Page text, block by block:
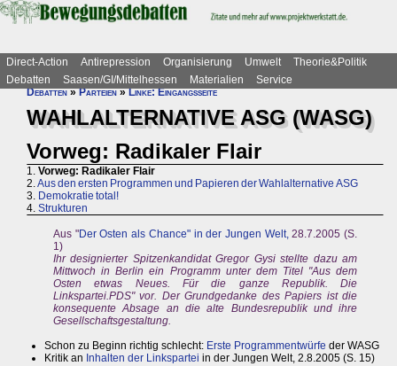
Direct-Action Antirepression Organisierung Umwelt
Theorie&Politik
Debatten
Saasen/GI/Mittelhessen Materialien
Service
Debatten»Parteien»Linke: Eingangsseite
WAHLALTERNATIVE ASG (WASG)
Vorweg: Radikaler Flair
1. Vorweg: Radikaler Flair
2.Aus den ersten Programmen und Papieren der Wahlalternative ASG
3. Demokratie total!
4. Strukturen
Aus "Der Osten als Chance" in der Jungen Welt,28.7.2005 (S.
1)
Ihr designierter Spitzenkandidat Gregor Gysi stellte dazu am
Mittwoch in Berlin ein Programm unter dem Titel "Aus dem
Osten etwas Neues. Für die ganze Republik. Die
Linkspartei.PDS" vor. Der Grundgedanke des Papiers ist die
konsequente Absage an die alte Bundesrepublik und ihre
Gesellschaftsgestaltung.
Schon zu Beginn richtig schlecht: Erste Programmentwürfe der WASG
Kritik an Inhalten der Linkspartei in der Jungen Welt, 2.8.2005 (S. 15)